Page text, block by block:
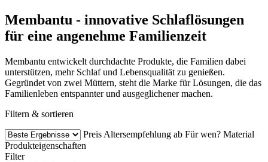
Membantu - innovative Schlaflösungen
für eine angenehme Familienzeit
Membantu entwickelt durchdachte Produkte, die Familien dabei
unterstützen, mehr Schlaf und Lebensqualität zu genießen.
Gegründet von zwei Müttern, steht die Marke für Lösungen, die das
Familienleben entspannter und ausgeglichener machen.
Filtern & sortieren
Preis Altersempfehlung ab Für wen? Material
Produkteigenschaften
Filter